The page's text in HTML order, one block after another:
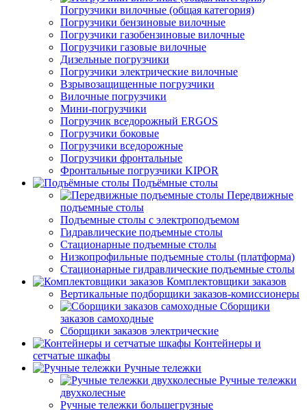
Погрузчики вилочные (общая категория)
Погрузчики бензиновые вилочные
Погрузчики газобензиновые вилочные
Погрузчики газовые вилочные
Дизельные погрузчики
Погрузчики электрические вилочные
Взрывозащищенные погрузчики
Вилочные погрузчики
Мини-погрузчики
Погрузчик вседорожный ERGOS
Погрузчики боковые
Погрузчики вседорожные
Погрузчики фронтальные
Фронтальные погрузчики KIPOR
Подъёмные столы
Передвижные
подъемные столы
Подъемные столы с электроподъемом
Гидравлические подъемные столы
Стационарные подъемные столы
Низкопрофильные подъемные столы (платформа)
Стационарные гидравлические подъемные столы
Комплектовщики заказов
Вертикальные подборщики заказов-комиссионеры
Сборщики
заказов самоходные
Сборщики заказов электрические
Контейнеры и
сетчатые шкафы
Ручные тележки
Ручные тележки
двухколесные
Ручные тележки большегрузные